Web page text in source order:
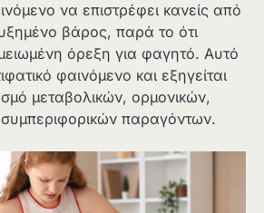
να επιστρέφει κανείς από
βάρος, παρά το ότι
όρεξη για φαγητό. Αυτό
φαινόμενο και εξηγείται
μεταβολικών, ορμονικών,
παραγόντων.